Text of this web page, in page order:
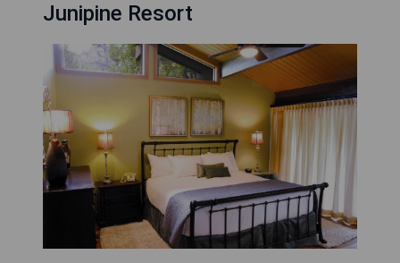
Junipine Resort